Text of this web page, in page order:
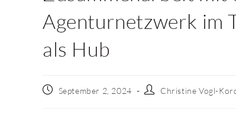
Agenturnetzwerk im
als Hub
September 2, 2024 Christine Vogl-